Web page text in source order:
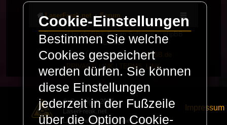
LaserFreak.net Forum
Powered by phpBB
® Forum Software © phpBB
Limited
Deutsche Übersetzung durchphpBB.de
PRIVACY_LINK
TERMS_LINK
© Copyright 2025 -
LaserFreak.net
LaserFreak ist ein freies und
Impressum
Cookie-Einstellungen
Bestimmen Sie welche
Cookies gespeichert
werden dürfen. Sie können
diese Einstellungen
jederzeit in der Fußzeile
über die Option Cookie-